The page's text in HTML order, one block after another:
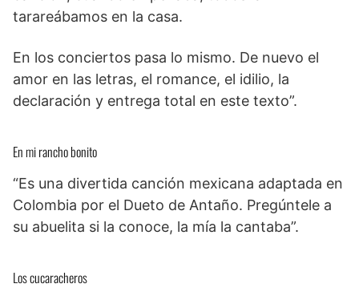
tarareábamos en la casa.
En los conciertos pasa lo mismo. De nuevo el
amor en las letras, el romance, el idilio, la
declaración y entrega total en este texto”.
En mi rancho bonito
“Es una divertida canción mexicana adaptada en
Colombia por el Dueto de Antaño. Pregúntele a
su abuelita si la conoce, la mía la cantaba”.
Los cucaracheros